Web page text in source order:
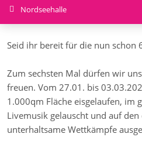
Nordseehalle
Seid ihr bereit für die nun schon
Zum sechsten Mal dürfen wir uns
freuen. Vom 27.01. bis
1.000qm Fläche eisgelaufen, im
Livemusik gelauscht und auf
unterhaltsame Wettkämpfe